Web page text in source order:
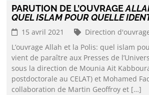
PARUTION DE L’OUVRAGE
QUEL ISLAM POUR QUELLE
15 avril 2021
Direction
L’ouvrage Allah et la Polis: quel islam
vient de paraître aux Presses de
sous la direction de Mounia Ait
postdoctorale au CELAT) et Mohamed
collaboration de Martin Geoffroy et […]